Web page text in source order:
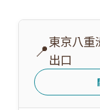
📍東京八重
出口